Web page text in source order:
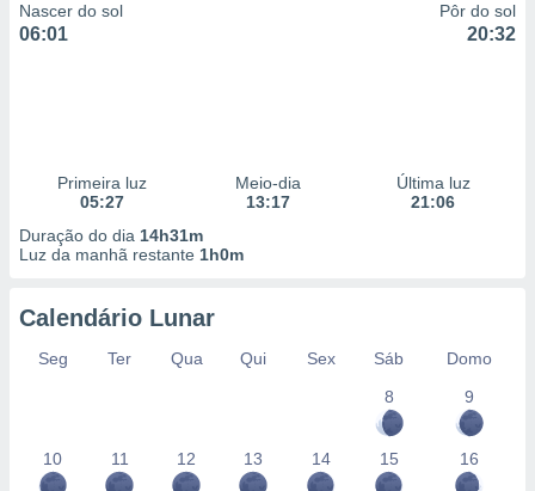
Nascer do sol
06:01
Pôr do sol
20:32
Primeira luz
05:27
Meio-dia
13:17
Última luz
21:06
Duração do dia 14h31m
Luz da manhã restante 1h0m
Calendário Lunar
Seg Ter Qua Qui Sex Sáb
Domo
8
9
10 11 12 13 14 15 16